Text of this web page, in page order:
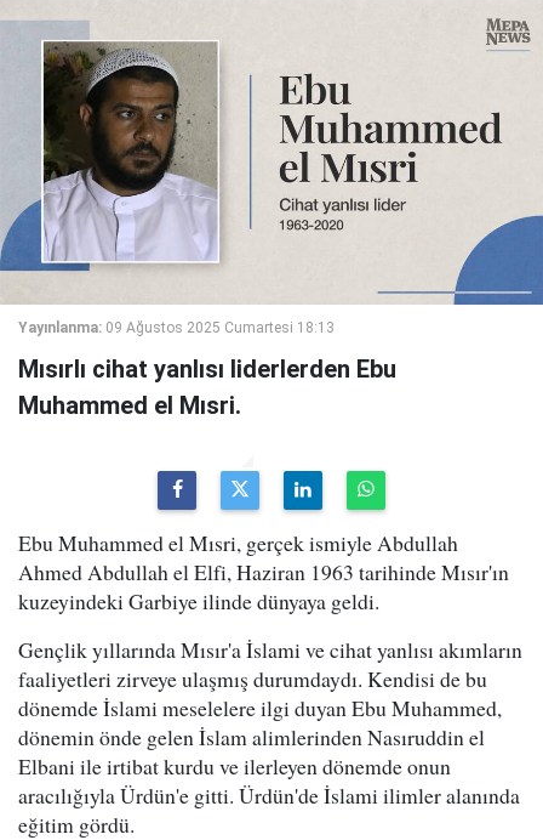
Yayınlanma: 09 Ağustos 2025 Cumartesi 18:13
Mısırlı cihat yanlısı liderlerden Ebu
Muhammed el Mısri.
Ebu Muhammed el Mısri, gerçek ismiyle Abdullah
Ahmed Abdullah el Elfi, Haziran 1963 tarihinde Mısır'ın
kuzeyindeki Garbiye ilinde dünyaya geldi.
Gençlik yıllarında Mısır'a İslami ve cihat yanlısı akımların
faaliyetleri zirveye ulaşmış durumdaydı. Kendisi de bu
dönemde İslami meselelere ilgi duyan Ebu Muhammed,
dönemin önde gelen İslam alimlerinden Nasıruddin el
Elbani ile irtibat kurdu ve ilerleyen dönemde onun
aracılığıyla Ürdün'e gitti. Ürdün'de İslami ilimler alanında
eğitim gördü.